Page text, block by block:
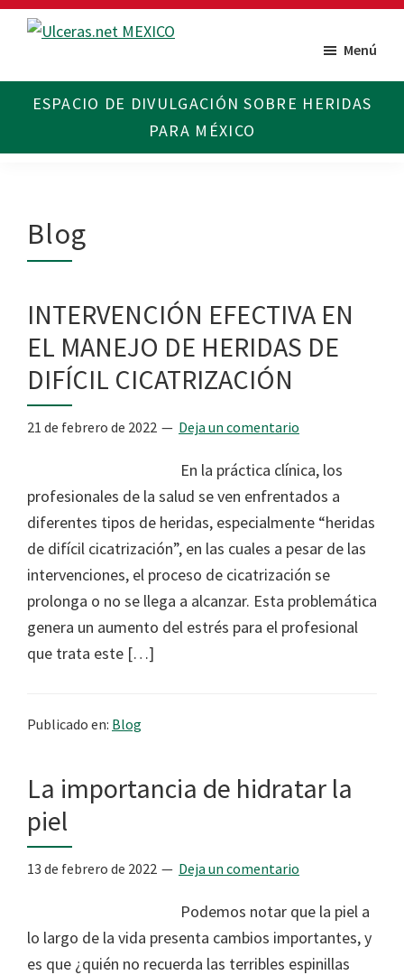
Saltar
Saltar
divulgativo
sobre
Menú
Blog
INTERVENCIÓN EFECTIVA EN
EL MANEJO DE HERIDAS DE
DIFÍCIL CICATRIZACIÓN
21 de febrero de 2022 Deja un comentario
En la práctica clínica, los
profesionales de la salud se ven enfrentados a
diferentes tipos de heridas, especialmente “heridas
de difícil cicatrización”, en las cuales a pesar de las
intervenciones, el proceso de cicatrización se
prolonga o no se llega a alcanzar. Esta problemática
genera un aumento del estrés para el profesional
que trata este […]
Publicado en: Blog
La importancia de hidratar la
piel
13 de febrero de 2022 Deja un comentario
Podemos notar que la piel a
lo largo de la vida presenta cambios importantes, y
es que ¿quién no recuerda las terribles espinillas